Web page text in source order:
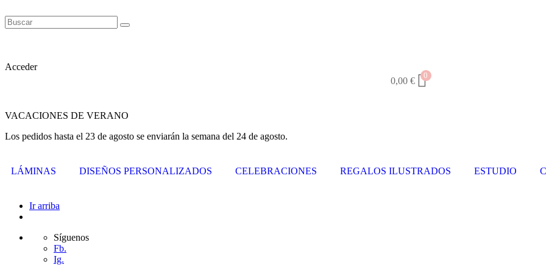
Acceder
0,00 €
0
VACACIONES DE VERANO
Los pedidos hasta el 23 de agosto se enviarán la semana del 24 de agosto.
LÁMINAS DISEÑOS PERSONALIZADOS CELEBRACIONES REGALOS ILUSTRADOS ESTUDIO
Ir arriba
Síguenos
Fb.
Ig.